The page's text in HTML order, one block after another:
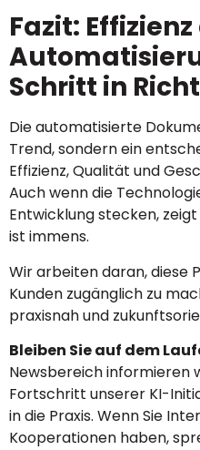
Fazit:
Schritt in
Die automatisierte
Trend, sondern ein
Effizienz, Qualität und
Auch wenn die
Entwicklung stecken,
ist immens.
Wir arbeiten daran, diese
Kunden zugänglich zu
praxisnah und
Bleiben Sie auf dem
Newsbereich informieren
Fortschritt unserer KI-
in die Praxis. Wenn Sie
Kooperationen haben,